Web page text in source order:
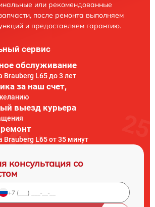
или рекомендованные
после ремонта выполняем
и предоставляем гарантию.
сервис
обслуживание
Brauberg L65 до 3 лет
за наш счет,
выезд курьера
Brauberg L65 от 35 минут
консультация со